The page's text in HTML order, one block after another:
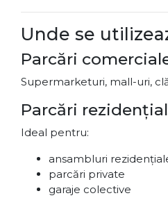
Unde se
Parcări
Supermarketuri, mall-uri,
Parcări
Ideal pentru:
ansambluri
parcări private
garaje colective